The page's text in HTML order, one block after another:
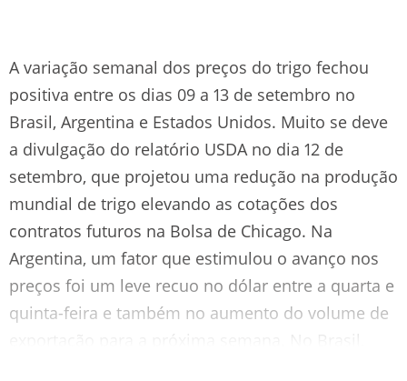
A variação semanal dos preços do trigo fechou
positiva entre os dias 09 a 13 de setembro no
Brasil, Argentina e Estados Unidos. Muito se deve
a divulgação do relatório USDA no dia 12 de
setembro, que projetou uma redução na produção
mundial de trigo elevando as cotações dos
contratos futuros na Bolsa de Chicago. Na
Argentina, um fator que estimulou o avanço nos
preços foi um leve recuo no dólar entre a quarta e
quinta-feira e também no aumento do volume de
exportação para a próxima semana. No Brasil,